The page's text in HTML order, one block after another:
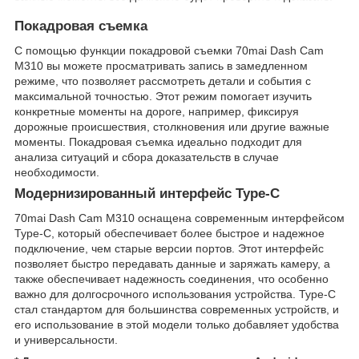
Покадровая съемка
С помощью функции покадровой съемки 70mai Dash Cam
M310 вы можете просматривать запись в замедленном
режиме, что позволяет рассмотреть детали и события с
максимальной точностью. Этот режим помогает изучить
конкретные моменты на дороге, например, фиксируя
дорожные происшествия, столкновения или другие важные
моменты. Покадровая съемка идеально подходит для
анализа ситуаций и сбора доказательств в случае
необходимости.
Модернизированный интерфейс Type-C
70mai Dash Cam M310 оснащена современным интерфейсом
Type-C, который обеспечивает более быстрое и надежное
подключение, чем старые версии портов. Этот интерфейс
позволяет быстро передавать данные и заряжать камеру, а
также обеспечивает надежность соединения, что особенно
важно для долгосрочного использования устройства. Type-C
стал стандартом для большинства современных устройств, и
его использование в этой модели только добавляет удобства
и универсальности.